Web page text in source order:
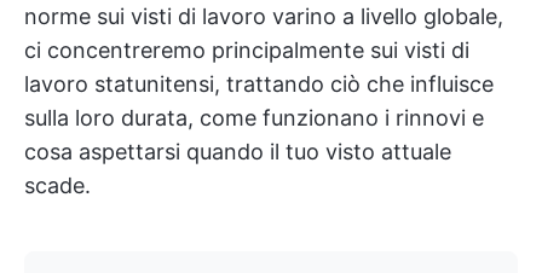
norme sui visti di lavoro varino a livello globale,
ci concentreremo principalmente sui visti di
lavoro statunitensi, trattando ciò che influisce
sulla loro durata, come funzionano i rinnovi e
cosa aspettarsi quando il tuo visto attuale
scade.